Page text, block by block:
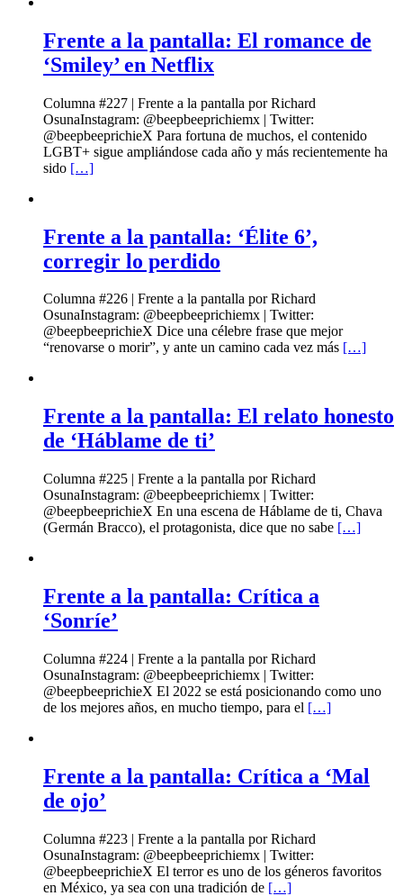
Frente a la pantalla: El romance de
‘Smiley’ en Netflix
Columna #227 | Frente a la pantalla por Richard
OsunaInstagram: @beepbeeprichiemx | Twitter:
@beepbeeprichieX Para fortuna de muchos, el contenido
LGBT+ sigue ampliándose cada año y más recientemente ha
sido […]
Frente a la pantalla: ‘Élite 6’,
corregir lo perdido
Columna #226 | Frente a la pantalla por Richard
OsunaInstagram: @beepbeeprichiemx | Twitter:
@beepbeeprichieX Dice una célebre frase que mejor
“renovarse o morir”, y ante un camino cada vez más […]
Frente a la pantalla: El relato honesto
de ‘Háblame de ti’
Columna #225 | Frente a la pantalla por Richard
OsunaInstagram: @beepbeeprichiemx | Twitter:
@beepbeeprichieX En una escena de Háblame de ti, Chava
(Germán Bracco), el protagonista, dice que no sabe […]
Frente a la pantalla: Crítica a
‘Sonríe’
Columna #224 | Frente a la pantalla por Richard
OsunaInstagram: @beepbeeprichiemx | Twitter:
@beepbeeprichieX El 2022 se está posicionando como uno
de los mejores años, en mucho tiempo, para el […]
Frente a la pantalla: Crítica a ‘Mal
de ojo’
Columna #223 | Frente a la pantalla por Richard
OsunaInstagram: @beepbeeprichiemx | Twitter:
@beepbeeprichieX El terror es uno de los géneros favoritos
en México, ya sea con una tradición de […]